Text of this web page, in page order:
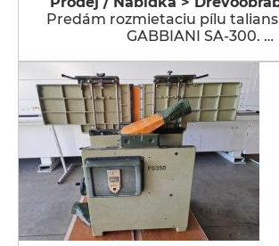
Predám rozmietaciu pílu
GABBIANI SA-300. …